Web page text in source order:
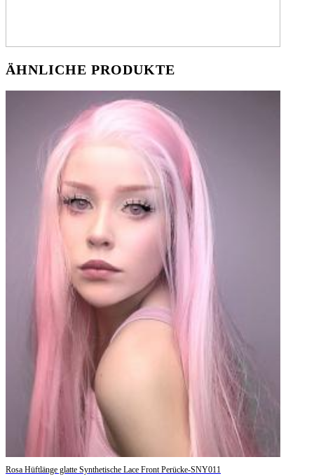
ÄHNLICHE PRODUKTE
Rosa Hüftlänge glatte Synthetische Lace Front Perücke-SNY011